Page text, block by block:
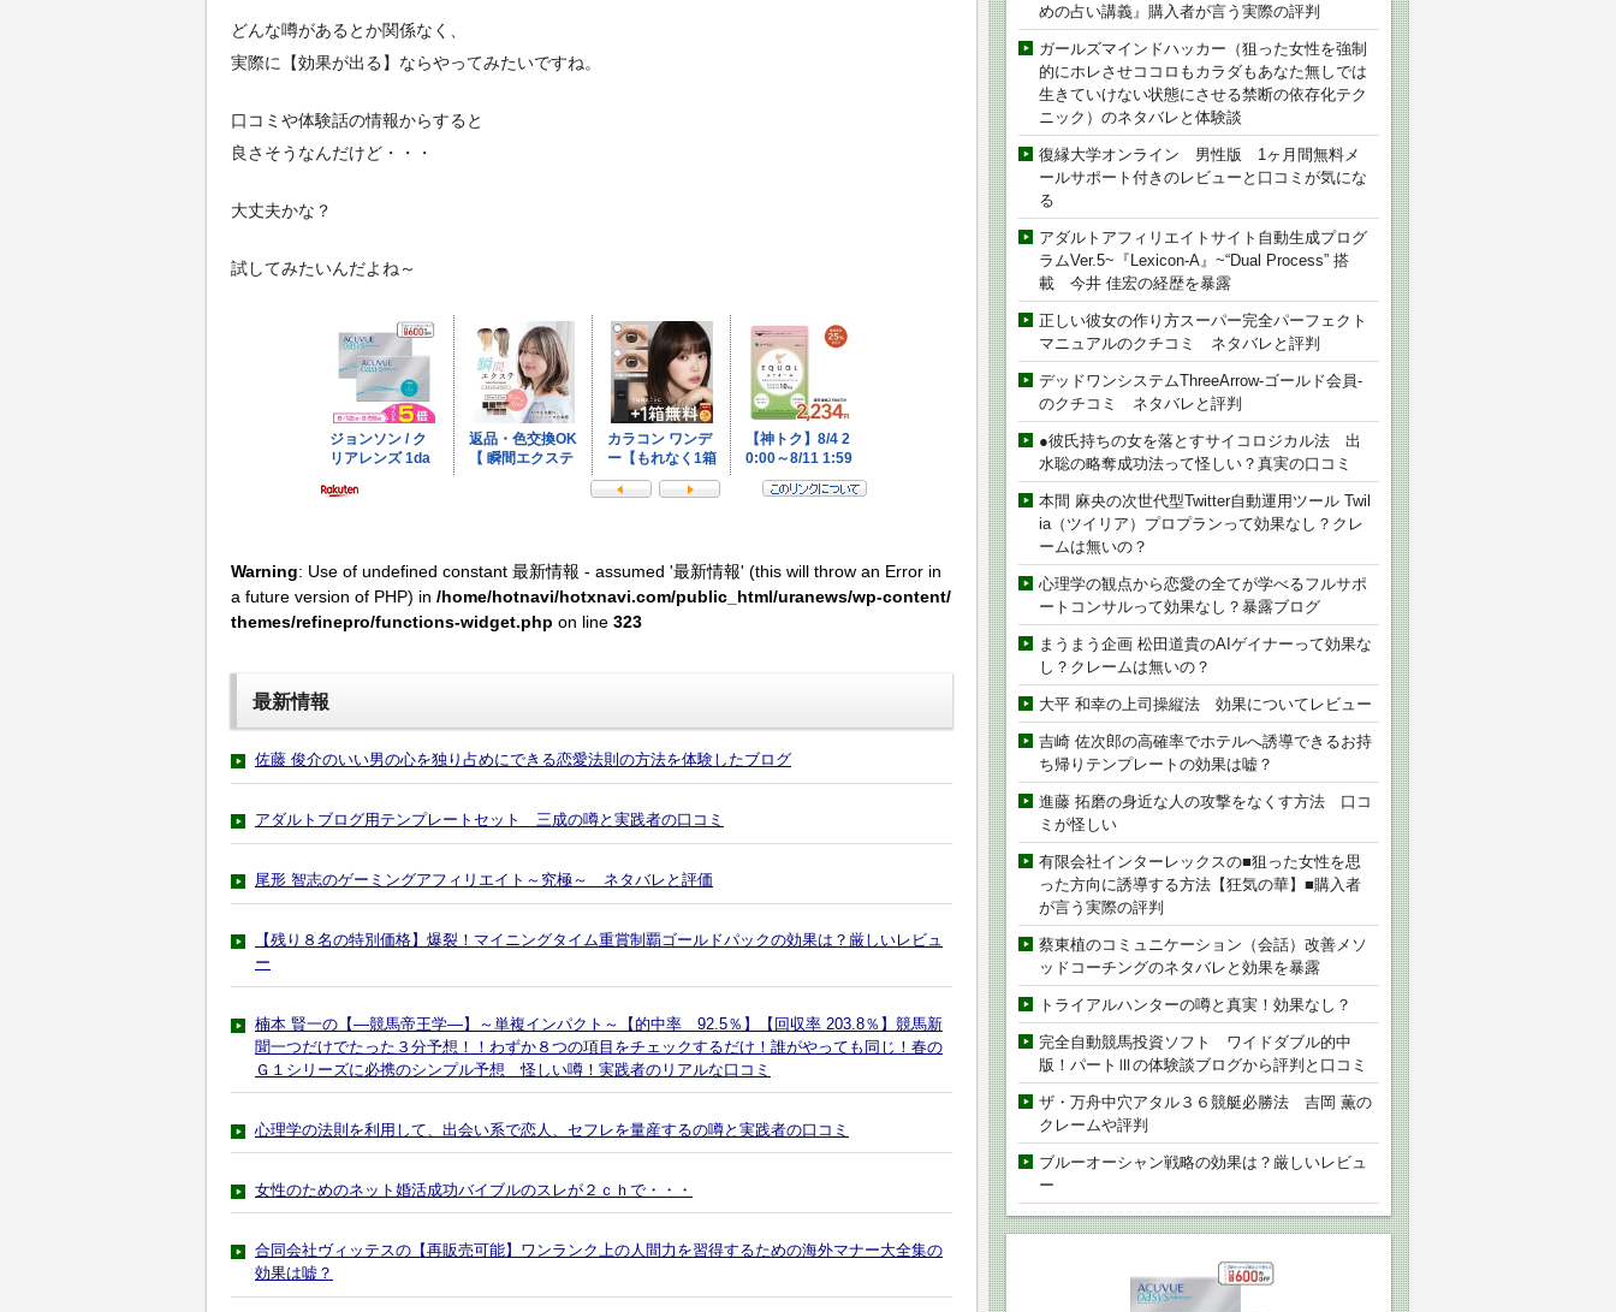
どんな噂があるとか関係なく、
実際に【効果が出る】ならやってみたいですね。
口コミや体験話の情報からすると
良さそうなんだけど・・・
大丈夫かな？
試してみたいんだよね～
Warning: Use of undefined constant 最新情報 - assumed '最新情報' (this will throw an Error in
a future version of PHP) in /home/hotnavi/hotxnavi.com/public_html/uranews/wp-content/
themes/refinepro/functions-widget.php on line 323
最新情報
佐藤 俊介のいい男の心を独り占めにできる恋愛法則の方法を体験したブログ
アダルトブログ用テンプレートセット 三成の噂と実践者の口コミ
尾形 智志のゲーミングアフィリエイト～究極～ ネタバレと評価
【残り８名の特別価格】爆裂！マイニングタイム重賞制覇ゴールドパックの効果は？厳しいレビュ
ー
楠本 賢一の【―競馬帝王学―】～単複インパクト～【的中率 92.5％】【回収率 203.8％】競馬新
聞一つだけでたった３分予想！！わずか８つの項目をチェックするだけ！誰がやっても同じ！春の
Ｇ１シリーズに必携のシンプル予想 怪しい噂！実践者のリアルな口コミ
心理学の法則を利用して、出会い系で恋人、セフレを量産するの噂と実践者の口コミ
女性のためのネット婚活成功バイブルのスレが２ｃｈで・・・
合同会社ヴィッテスの【再販売可能】ワンランク上の人間力を習得するための海外マナー大全集の
効果は嘘？
めの占い講義』購入者が言う実際の評判
ガールズマインドハッカー（狙った女性を強制
的にホレさせココロもカラダもあなた無しでは
生きていけない状態にさせる禁断の依存化テク
ニック）のネタバレと体験談
復縁大学オンライン 男性版 1ヶ月間無料メ
ールサポート付きのレビューと口コミが気にな
る
アダルトアフィリエイトサイト自動生成プログ
ラムVer.5~『Lexicon-A』~“Dual Process” 搭
載 今井 佳宏の経歴を暴露
正しい彼女の作り方スーパー完全パーフェクト
マニュアルのクチコミ ネタバレと評判
デッドワンシステムThreeArrow-ゴールド会員-
のクチコミ ネタバレと評判
●彼氏持ちの女を落とすサイコロジカル法 出
水聡の略奪成功法って怪しい？真実の口コミ
本間 麻央の次世代型Twitter自動運用ツール Twil
ia（ツイリア）プロプランって効果なし？クレ
ームは無いの？
心理学の観点から恋愛の全てが学べるフルサポ
ートコンサルって効果なし？暴露ブログ
まうまう企画 松田道貴のAIゲイナーって効果な
し？クレームは無いの？
大平 和幸の上司操縦法 効果についてレビュー
吉崎 佐次郎の高確率でホテルへ誘導できるお持
ち帰りテンプレートの効果は嘘？
進藤 拓磨の身近な人の攻撃をなくす方法 口コ
ミが怪しい
有限会社インターレックスの■狙った女性を思
った方向に誘導する方法【狂気の華】■購入者
が言う実際の評判
蔡東植のコミュニケーション（会話）改善メソ
ッドコーチングのネタバレと効果を暴露
トライアルハンターの噂と真実！効果なし？
完全自動競馬投資ソフト ワイドダブル的中
版！パートⅢの体験談ブログから評判と口コミ
ザ・万舟中穴アタル３６競艇必勝法 吉岡 薫の
クレームや評判
ブルーオーシャン戦略の効果は？厳しいレビュ
ー